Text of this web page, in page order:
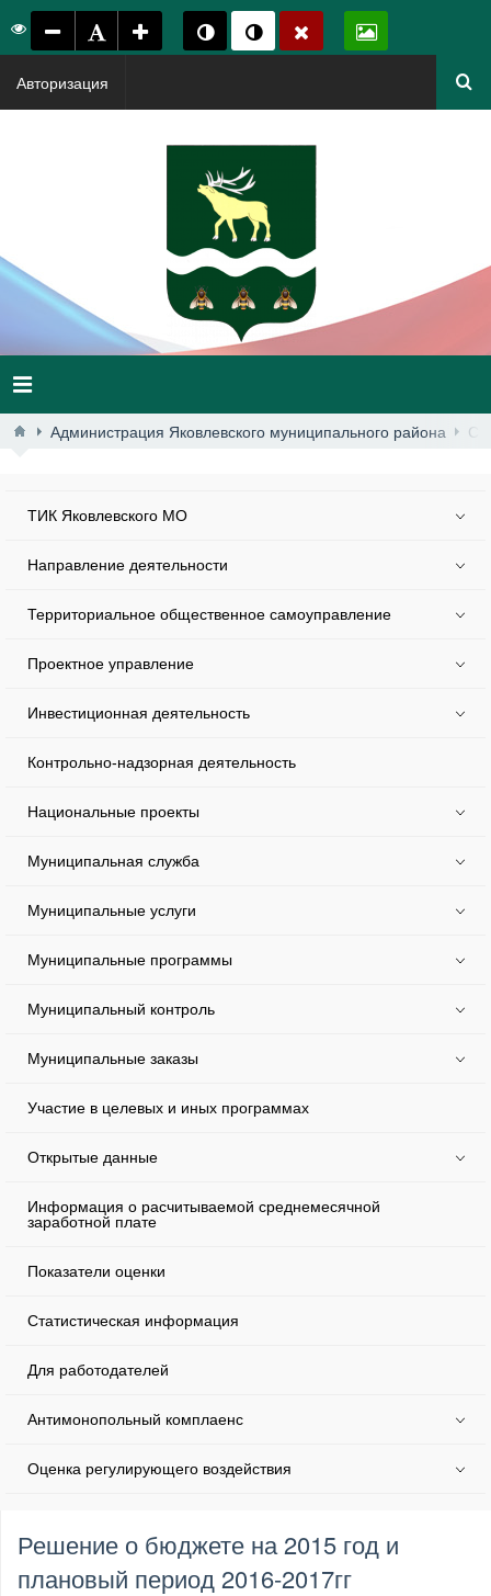
Авторизация
Администрация Яковлевского муниципального района
ТИК Яковлевского МО
Направление деятельности
Территориальное общественное самоуправление
Проектное управление
Инвестиционная деятельность
Контрольно-надзорная деятельность
Национальные проекты
Муниципальная служба
Муниципальные услуги
Муниципальные программы
Муниципальный контроль
Муниципальные заказы
Участие в целевых и иных программах
Открытые данные
Информация о расчитываемой среднемесячной
заработной плате
Показатели оценки
Статистическая информация
Для работодателей
Антимонопольный комплаенс
Оценка регулирующего воздействия
Решение о бюджете на 2015 год и
плановый период 2016-2017гг